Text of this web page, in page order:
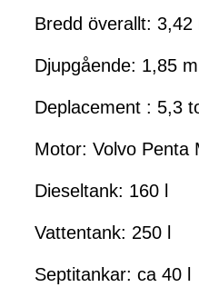
Bredd överallt: 3,42
Djupgående: 1,85 m
Deplacement : 5,3
Motor: Volvo Penta
Dieseltank: 160 l
Vattentank: 250 l
Septitankar: ca 40 l